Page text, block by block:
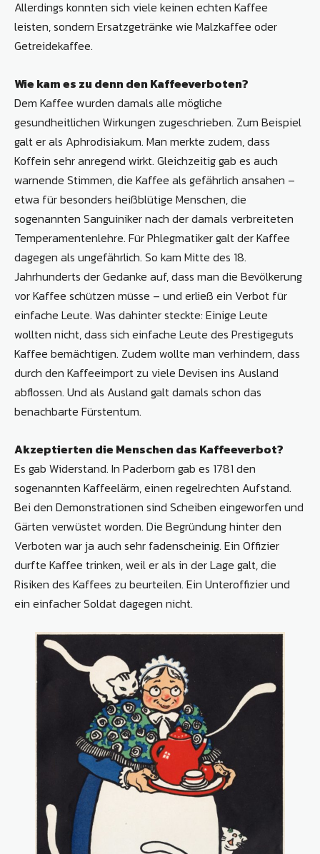
Allerdings konnten sich viele keinen echten Kaffee
leisten, sondern Ersatzgetränke wie Malzkaffee oder
Getreidekaffee.
Wie kam es zu denn den Kaffeeverboten?
Dem Kaffee wurden damals alle mögliche
gesundheitlichen Wirkungen zugeschrieben. Zum Beispiel
galt er als Aphrodisiakum. Man merkte zudem, dass
Koffein sehr anregend wirkt. Gleichzeitig gab es auch
warnende Stimmen, die Kaffee als gefährlich ansahen –
etwa für besonders heißblütige Menschen, die
sogenannten Sanguiniker nach der damals verbreiteten
Temperamentenlehre. Für Phlegmatiker galt der Kaffee
dagegen als ungefährlich. So kam Mitte des 18.
Jahrhunderts der Gedanke auf, dass man die Bevölkerung
vor Kaffee schützen müsse – und erließ ein Verbot für
einfache Leute. Was dahinter steckte: Einige Leute
wollten nicht, dass sich einfache Leute des Prestigeguts
Kaffee bemächtigen. Zudem wollte man verhindern, dass
durch den Kaffeeimport zu viele Devisen ins Ausland
abflossen. Und als Ausland galt damals schon das
benachbarte Fürstentum.
Akzeptierten die Menschen das Kaffeeverbot?
Es gab Widerstand. In Paderborn gab es 1781 den
sogenannten Kaffeelärm, einen regelrechten Aufstand.
Bei den Demonstrationen sind Scheiben eingeworfen und
Gärten verwüstet worden. Die Begründung hinter den
Verboten war ja auch sehr fadenscheinig. Ein Offizier
durfte Kaffee trinken, weil er als in der Lage galt, die
Risiken des Kaffees zu beurteilen. Ein Unteroffizier und
ein einfacher Soldat dagegen nicht.